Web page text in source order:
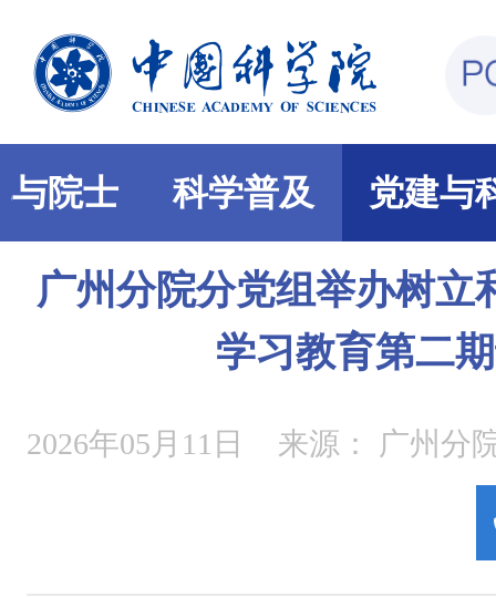
与院士 科学普及 党建与
广州分院分党组举办树立
学习教育第二
2026年05月11日 来源： 广州分